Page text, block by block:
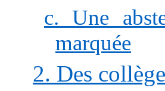
c. Une
marquée
2. Des